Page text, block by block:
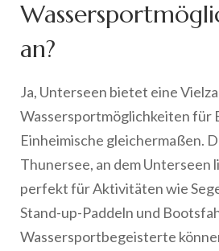
an?
Ja, Unterseen bietet eine
Wassersportmöglichkeiten für
Einheimische gleichermaßen.
Thunersee, an dem Unterseen
perfekt für Aktivitäten wie
Stand-up-Paddeln und
Wassersportbegeisterte